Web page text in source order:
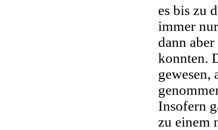
es bis zu
immer
dann
konnten.
gewesen,
Insofern
zu einem